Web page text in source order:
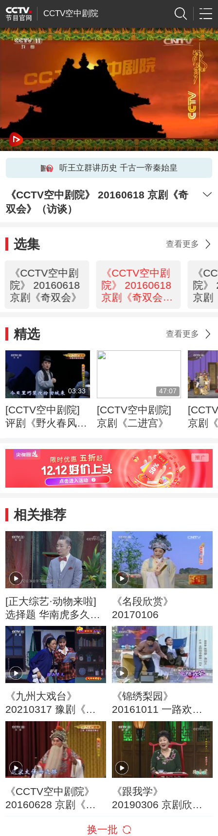
CCTV空中剧院
听王立群讲历史 千古一帝秦始皇
《CCTV空中剧院》 20160618 京剧《奇
双会》（访谈）
选集 查看更多
《CCTV空中剧
院》 20160618
京剧《奇双会》
《CCTV空中剧
院》 20160618
京剧《奇双会》
《
院》
京剧
精选 查看更多
03:33
[CCTV空中剧院]
评剧《野火春风斗
47:07
[CCTV空中剧院]
京剧《二进宫》
京剧
相关推荐
[正大综艺·动物来啦]
选择题 华南虎多久会
出现标记领地的行为
《名段欣赏》
20170106
《九州大戏台》
20210317 豫剧《朝
阳沟》选场二
《锦绣梨园》
20161011 一路欢笑
优秀曲艺作品展播
《CCTV空中剧院》
20160628 京剧《珠
《跟我学》
20190306 京剧欣赏
换一批